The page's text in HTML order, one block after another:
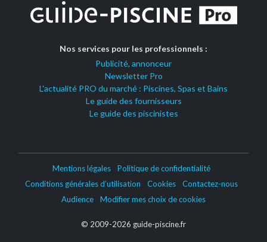
Nos services pour les professionnels :
Publicité, annonceur
Newsletter Pro
L'actualité PRO du marché : Piscines, Spas et Bains
Le guide des fournisseurs
Le guide des piscinistes
Mentions légales
Politique de confidentialité
Conditions générales d’utilisation
Cookies
Contactez-nous
Audience
Modifier mes choix de cookies
© 2009-2026 guide-piscine.fr